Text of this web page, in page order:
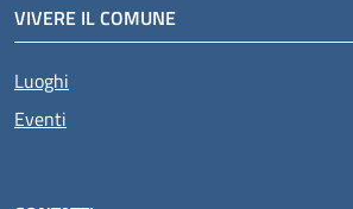
VIVERE IL COMUNE
Luoghi
Eventi